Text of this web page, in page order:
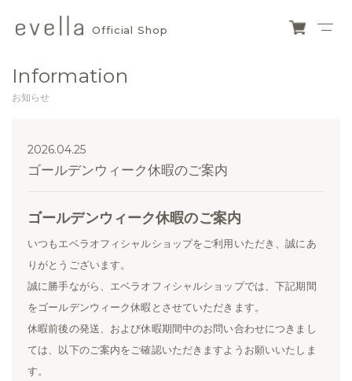
official
shop
Official Shop
Information
お知らせ
2026.04.25
ゴールデンウィーク休暇のご案内
ゴールデンウィーク休暇のご案内
いつもエベラオフィシャルショップをご利用いただき、誠にあ
りがとうございます。
誠に勝手ながら、エベラオフィシャルショップでは、下記期間
をゴールデンウィーク休暇とさせていただきます。
休暇前後の発送、および休暇期間中のお問い合わせにつきまし
ては、以下のご案内をご確認いただきますようお願いいたしま
す。